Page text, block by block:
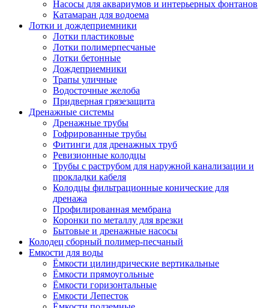
Насосы для аквариумов и интерьерных фонтанов
Катамаран для водоема
Лотки и дождеприемники
Лотки пластиковые
Лотки полимерпесчаные
Лотки бетонные
Дождеприемники
Трапы уличные
Водосточные желоба
Придверная грязезащита
Дренажные системы
Дренажные трубы
Гофрированные трубы
Фитинги для дренажных труб
Ревизионные колодцы
Трубы с раструбом для наружной канализации и
прокладки кабеля
Колодцы фильтрационные конические для
дренажа
Профилированная мембрана
Коронки по металлу для врезки
Бытовые и дренажные насосы
Колодец сборный полимер-песчаный
Емкости для воды
Ёмкости цилиндрические вертикальные
Ёмкости прямоугольные
Ёмкости горизонтальные
Емкости Лепесток